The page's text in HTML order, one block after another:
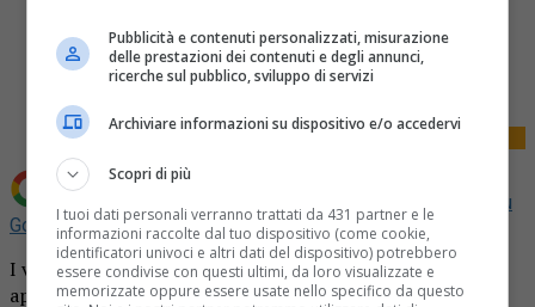
Share
Tweet
Aggiungi La Provincia di Biella come
Fonte preferita su
Google
I vigili del fuoco del distaccamento volontario di Ponzone
aprono la caserma per coinvolgere nuovi volontari e farli
Pubblicità e contenuti personalizzati, misurazione
delle prestazioni dei contenuti e degli annunci,
ricerche sul pubblico, sviluppo di servizi
Archiviare informazioni su dispositivo e/o accedervi
Scopri di più
I tuoi dati personali verranno trattati da 431 partner e le
informazioni raccolte dal tuo dispositivo (come cookie,
identificatori univoci e altri dati del dispositivo) potrebbero
essere condivise con questi ultimi, da loro visualizzate e
memorizzate oppure essere usate nello specifico da questo